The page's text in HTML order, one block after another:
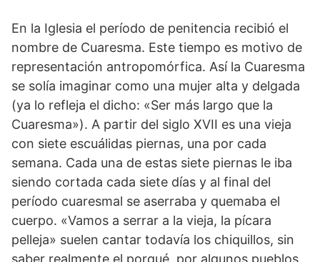
En la Iglesia el período de penitencia recibió el
nombre de Cuaresma. Este tiempo es motivo de
representación antropomórfica. Así la Cuaresma
se solía imaginar como una mujer alta y delgada
(ya lo refleja el dicho: «Ser más largo que la
Cuaresma»). A partir del siglo XVII es una vieja
con siete escuálidas piernas, una por cada
semana. Cada una de estas siete piernas le iba
siendo cortada cada siete días y al final del
período cuaresmal se aserraba y quemaba el
cuerpo. «Vamos a serrar a la vieja, la pícara
pelleja» suelen cantar todavía los chiquillos, sin
saber realmente el porqué, por algunos pueblos